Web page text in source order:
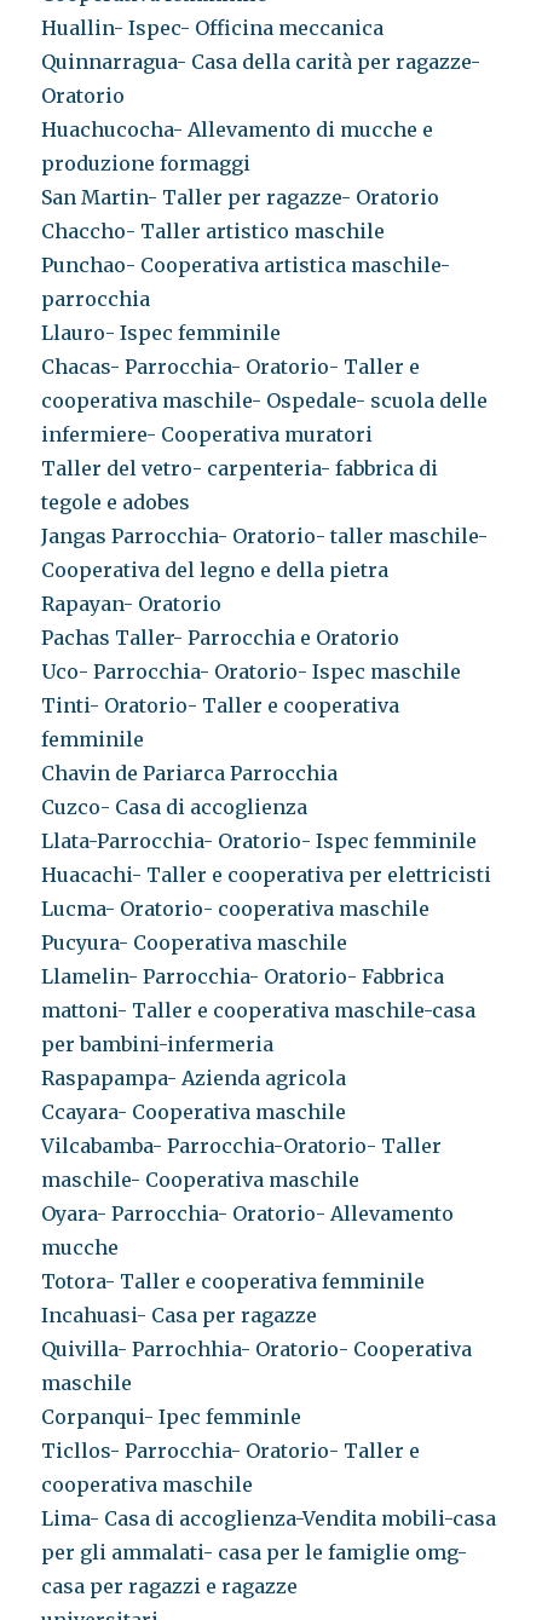
Huallin- Ispec- Officina meccanica
Quinnarragua- Casa della carità per ragazze-
Oratorio
Huachucocha- Allevamento di mucche e
produzione formaggi
San Martin- Taller per ragazze- Oratorio
Chaccho- Taller artistico maschile
Punchao- Cooperativa artistica maschile-
parrocchia
Llauro- Ispec femminile
Chacas- Parrocchia- Oratorio- Taller e
cooperativa maschile- Ospedale- scuola delle
infermiere- Cooperativa muratori
Taller del vetro- carpenteria- fabbrica di
tegole e adobes
Jangas Parrocchia- Oratorio- taller maschile-
Cooperativa del legno e della pietra
Rapayan- Oratorio
Pachas Taller- Parrocchia e Oratorio
Uco- Parrocchia- Oratorio- Ispec maschile
Tinti- Oratorio- Taller e cooperativa
femminile
Chavin de Pariarca Parrocchia
Cuzco- Casa di accoglienza
Llata-Parrocchia- Oratorio- Ispec femminile
Huacachi- Taller e cooperativa per elettricisti
Lucma- Oratorio- cooperativa maschile
Pucyura- Cooperativa maschile
Llamelin- Parrocchia- Oratorio- Fabbrica
mattoni- Taller e cooperativa maschile-casa
per bambini-infermeria
Raspapampa- Azienda agricola
Ccayara- Cooperativa maschile
Vilcabamba- Parrocchia-Oratorio- Taller
maschile- Cooperativa maschile
Oyara- Parrocchia- Oratorio- Allevamento
mucche
Totora- Taller e cooperativa femminile
Incahuasi- Casa per ragazze
Quivilla- Parrochhia- Oratorio- Cooperativa
maschile
Corpanqui- Ipec femminle
Ticllos- Parrocchia- Oratorio- Taller e
cooperativa maschile
Lima- Casa di accoglienza-Vendita mobili-casa
per gli ammalati- casa per le famiglie omg-
casa per ragazzi e ragazze